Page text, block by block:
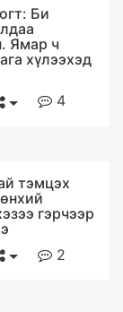
Би
Ямар ч
хүлээхэд
4
тэмцэх
гэрчээр
2